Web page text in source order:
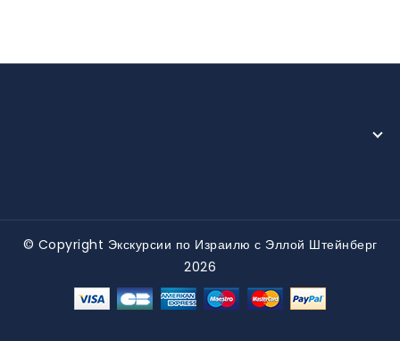
© Copyright Экскурсии по Израилю с Эллой Штейнберг
2026